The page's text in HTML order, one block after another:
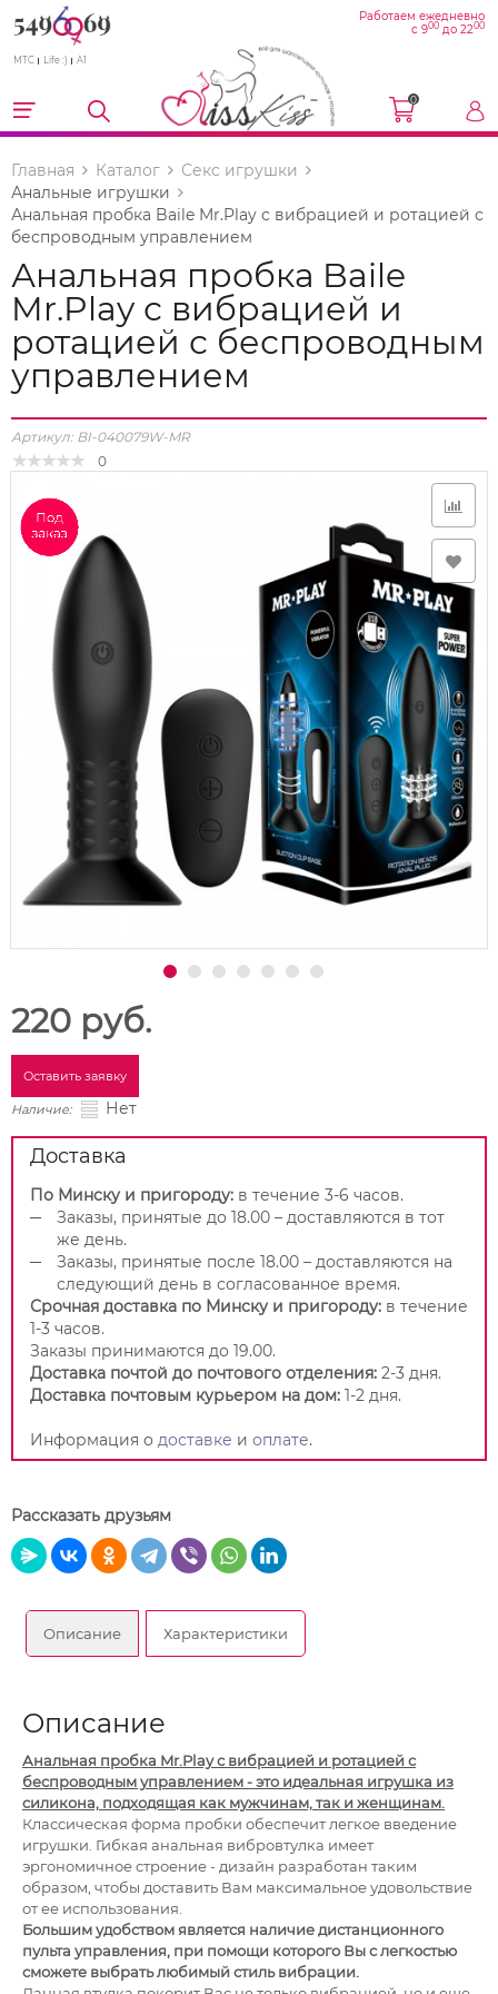
МТС Life :) A1
Работаем ежедневно
с 900 до 2200
0
Главная Каталог
Секс игрушки
Анальные игрушки
Анальная пробка Baile Mr.Play с вибрацией и ротацией с
беспроводным управлением
Анальная пробка Baile
Mr.Play с вибрацией и
ротацией с беспроводным
управлением
Артикул: BI-040079W-MR
0
220 руб.
Оставить заявку
Наличие: Нет
Доставка
По Минску и пригороду: в течение 3-6 часов.
Заказы, принятые до 18.00 – доставляются в тот
же день.
Заказы, принятые после 18.00 – доставляются на
следующий день в согласованное время.
Срочная доставка по Минску и пригороду: в течение
1-3 часов.
Заказы принимаются до 19.00.
Доставка почтой до почтового отделения: 2-3 дня.
Доставка почтовым курьером на дом: 1-2 дня.
Информация о доставке и оплате.
Рассказать друзьям
Описание Характеристики
Описание
Анальная пробка Mr.Play с вибрацией и ротацией с
беспроводным управлением - это идеальная игрушка из
силикона, подходящая как мужчинам, так и женщинам.
Классическая форма пробки обеспечит легкое введение
игрушки. Гибкая анальная вибровтулка имеет
эргономичное строение - дизайн разработан таким
образом, чтобы доставить Вам максимальное удовольствие
от ее использования.
Большим удобством является наличие дистанционного
пульта управления, при помощи которого Вы с легкостью
сможете выбрать любимый стиль вибрации.